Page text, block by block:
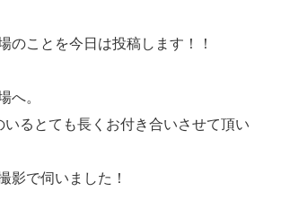
のことを今日は投稿します！！
へ。
るとても長くお付き合いさせて頂い
影で伺いました！